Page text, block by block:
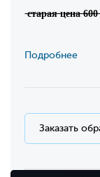
̶с̶т̶а̶р̶а̶я̶ ̶ц̶е̶н̶а̶ ̶6̶0̶0̶
Подробнее
Заказать